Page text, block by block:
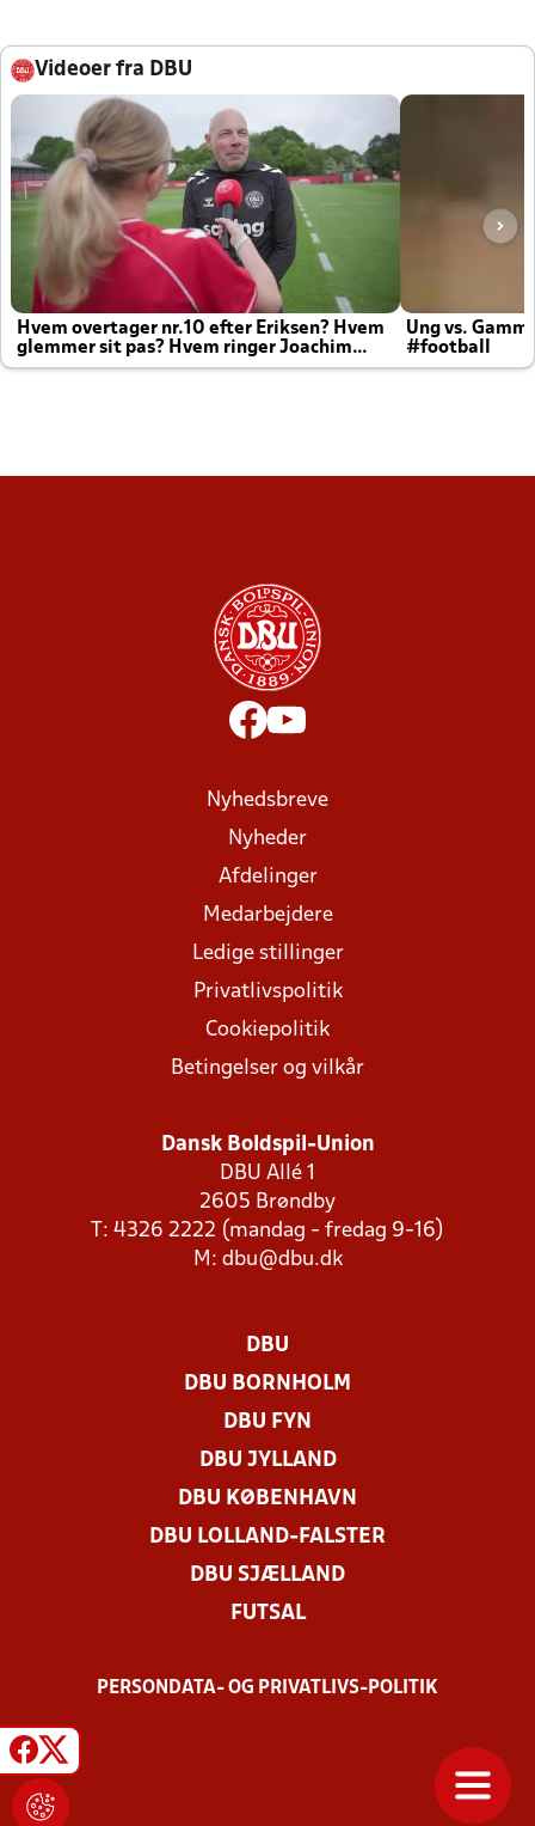
Videoer fra DBU
Hvem overtager nr.10 efter Eriksen? Hvem
glemmer sit pas? Hvem ringer Joachim
altid til efter kampe?
Ung vs.
#football
Nyhedsbreve
Nyheder
Afdelinger
Medarbejdere
Ledige stillinger
Privatlivspolitik
Cookiepolitik
Betingelser og vilkår
Dansk Boldspil-Union
DBU Allé 1
2605 Brøndby
T: 4326 2222 (mandag - fredag 9-16)
M: dbu@dbu.dk
DBU
DBU BORNHOLM
DBU FYN
DBU JYLLAND
DBU KØBENHAVN
DBU LOLLAND-FALSTER
DBU SJÆLLAND
FUTSAL
PERSONDATA- OG PRIVATLIVS-POLITIK